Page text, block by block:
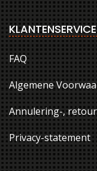
KLANTENSERVICE
FAQ
Algemene
Annulering-,
Privacy-statement